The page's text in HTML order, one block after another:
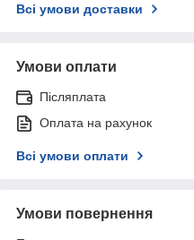
Всі умови доставки
Умови оплати
Післяплата
Оплата на рахунок
Всі умови оплати
Умови повернення